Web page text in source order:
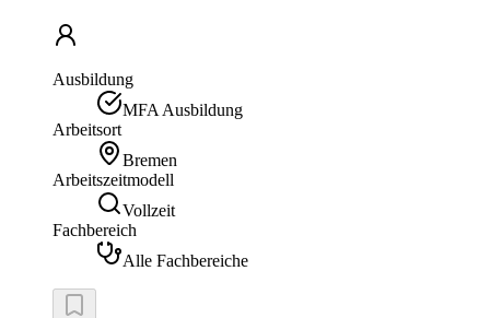
Ausbildung
MFA Ausbildung
Arbeitsort
Bremen
Arbeitszeitmodell
Vollzeit
Fachbereich
Alle Fachbereiche